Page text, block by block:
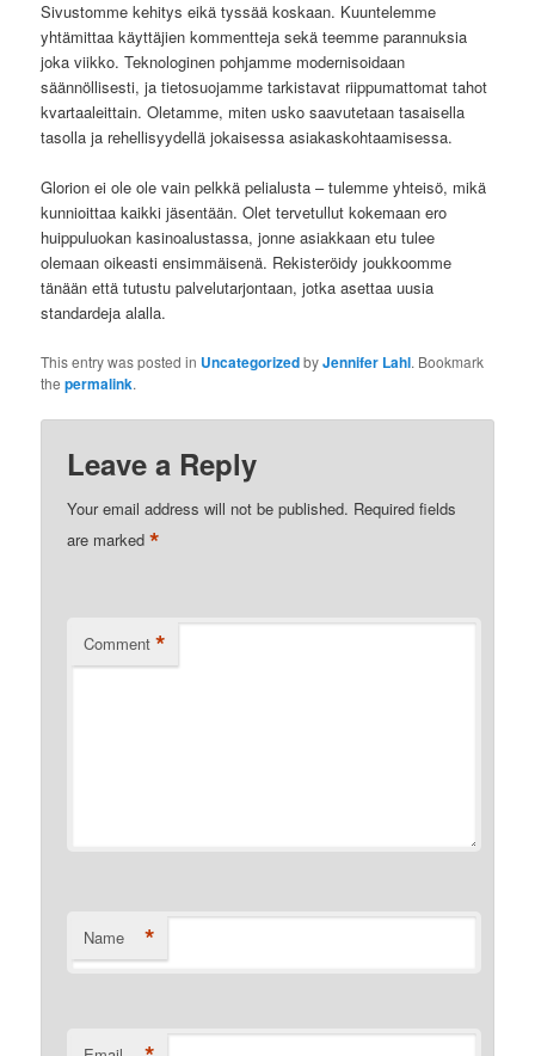
Sivustomme kehitys eikä tyssää koskaan. Kuuntelemme
yhtämittaa käyttäjien kommentteja sekä teemme parannuksia
joka viikko. Teknologinen pohjamme modernisoidaan
säännöllisesti, ja tietosuojamme tarkistavat riippumattomat tahot
kvartaaleittain. Oletamme, miten usko saavutetaan tasaisella
tasolla ja rehellisyydellä jokaisessa asiakaskohtaamisessa.
Glorion ei ole ole vain pelkkä pelialusta – tulemme yhteisö, mikä
kunnioittaa kaikki jäsentään. Olet tervetullut kokemaan ero
huippuluokan kasinoalustassa, jonne asiakkaan etu tulee
olemaan oikeasti ensimmäisenä. Rekisteröidy joukkoomme
tänään että tutustu palvelutarjontaan, jotka asettaa uusia
standardeja alalla.
This entry was posted in UncategorizedbyJennifer Lahl. Bookmark
thepermalink.
Leave a Reply
Your email address will not be published. Required fields
are marked*
Comment *
Name *